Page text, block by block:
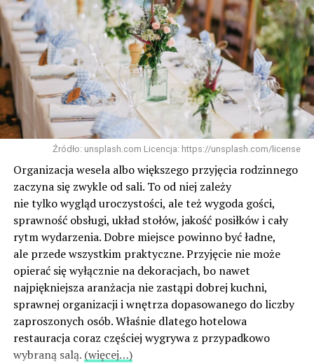
Źródło: unsplash.com Licencja: https://unsplash.com/license
Organizacja wesela albo większego przyjęcia rodzinnego
zaczyna się zwykle od sali. To od niej zależy
nie tylko wygląd uroczystości, ale też wygoda gości,
sprawność obsługi, układ stołów, jakość posiłków i cały
rytm wydarzenia. Dobre miejsce powinno być ładne,
ale przede wszystkim praktyczne. Przyjęcie nie może
opierać się wyłącznie na dekoracjach, bo nawet
najpiękniejsza aranżacja nie zastąpi dobrej kuchni,
sprawnej organizacji i wnętrza dopasowanego do liczby
zaproszonych osób. Właśnie dlatego hotelowa
restauracja coraz częściej wygrywa z przypadkowo
wybraną salą. (więcej…)